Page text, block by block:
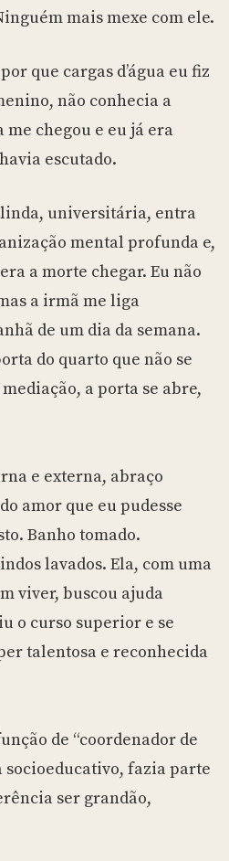
mais mexe com ele.
que cargas d’água eu fiz
não conhecia a
chegou e eu já era
escutado.
universitária, entra
mental profunda e,
a morte chegar. Eu não
a irmã me liga
de um dia da semana.
do quarto que não se
a porta se abre,
e externa, abraço
amor que eu pudesse
Banho tomado.
lavados. Ela, com uma
viver, buscou ajuda
o curso superior e se
talentosa e reconhecida
de “coordenador de
socioeducativo, fazia parte
ser grandão,